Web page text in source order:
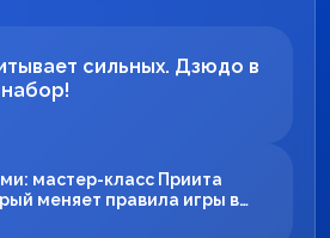
сильных. Дзюдо в
мастер-класс Приита
меняет правила игры в